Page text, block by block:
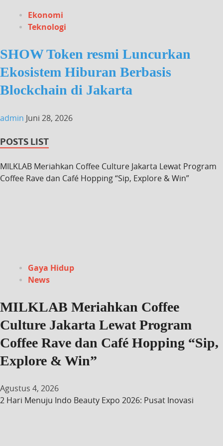
Ekonomi
Teknologi
SHOW Token resmi Luncurkan
Ekosistem Hiburan Berbasis
Blockchain di Jakarta
admin Juni 28, 2026
POSTS LIST
MILKLAB Meriahkan Coffee Culture Jakarta Lewat Program
Coffee Rave dan Café Hopping “Sip, Explore & Win”
Gaya Hidup
News
MILKLAB Meriahkan Coffee
Culture Jakarta Lewat Program
Coffee Rave dan Café Hopping “Sip,
Explore & Win”
Agustus 4, 2026
2 Hari Menuju Indo Beauty Expo 2026: Pusat Inovasi